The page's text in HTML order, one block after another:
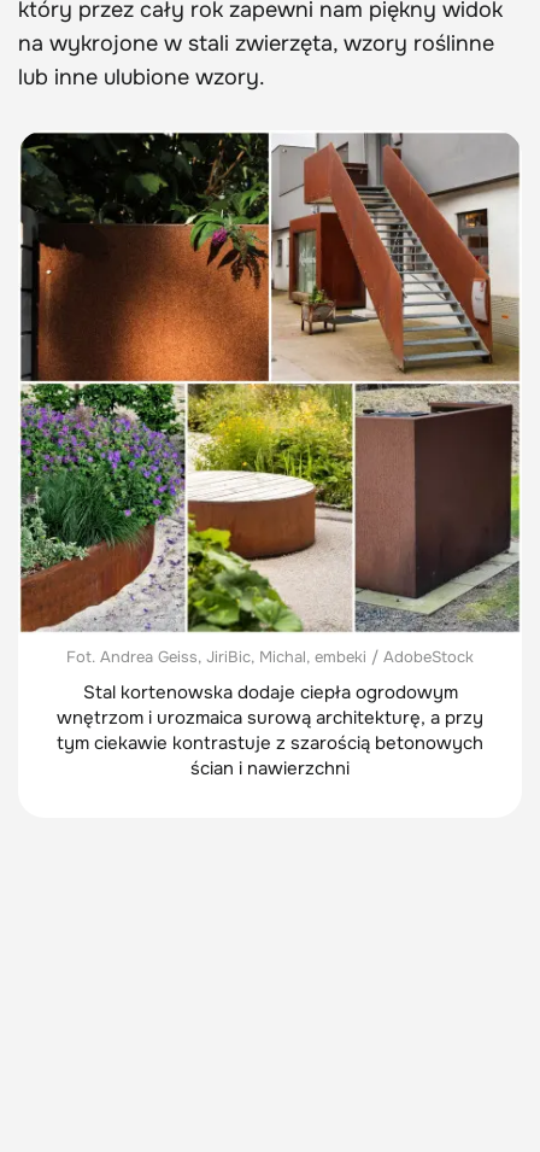
który przez cały rok zapewni nam piękny widok
na wykrojone w stali zwierzęta, wzory roślinne
lub inne ulubione wzory.
Fot. Andrea Geiss, JiriBic, Michal, embeki / AdobeStock
Stal kortenowska dodaje ciepła ogrodowym
wnętrzom i urozmaica surową architekturę, a przy
tym ciekawie kontrastuje z szarością betonowych
ścian i nawierzchni